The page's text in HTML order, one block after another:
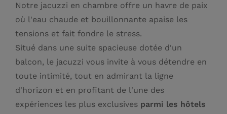
Notre jacuzzi en chambre offre un havre de paix
où l'eau chaude et bouillonnante apaise les
tensions et fait fondre le stress.
Situé dans une suite spacieuse dotée d'un
balcon, le jacuzzi vous invite à vous détendre en
toute intimité, tout en admirant la ligne
d'horizon et en profitant de l'une des
expériences les plus exclusives parmi les hôtels